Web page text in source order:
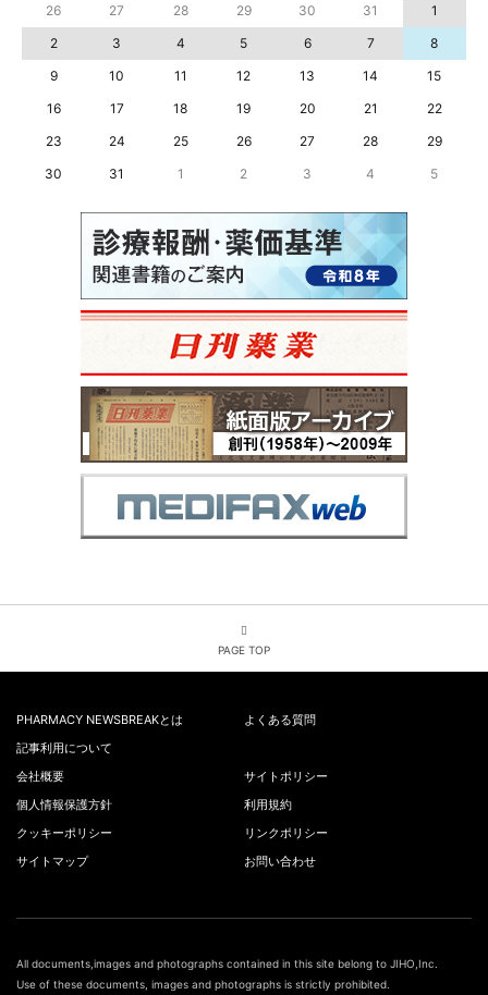
26 27 28 29 30 31
1
2
3 4 5 6 7
8
9
10 11 12 13 14
15
16
17 18 19 20 21
22
23
24 25 26 27 28
29
30
31 1 2 3 4 5
PAGE TOP
PHARMACY NEWSBREAKとは
よくある質問
記事利用について
会社概要
サイトポリシー
個人情報保護方針
利用規約
クッキーポリシー
リンクポリシー
サイトマップ
お問い合わせ
All documents,images and photographs contained in this site belong to JIHO,Inc.
Use of these documents, images and photographs is strictly prohibited.